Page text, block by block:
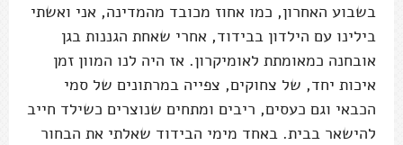
בשבוע האחרון, כמו אחוז מכובד מהמדינה, אני ואשתי
בילינו עם הילדון בבידוד, אחרי שאחת הגננות בגן
אובחנה כמאומתת לאומיקרון. אז היה לנו המוון זמן
איכות יחד, של צחוקים, צפייה במרתונים של סמי
הכבאי וגם כעסים, ריבים ומתחים שנוצרים כשילד חייב
להישאר בבית. באחד מימי הבידוד שאלתי את הבחור